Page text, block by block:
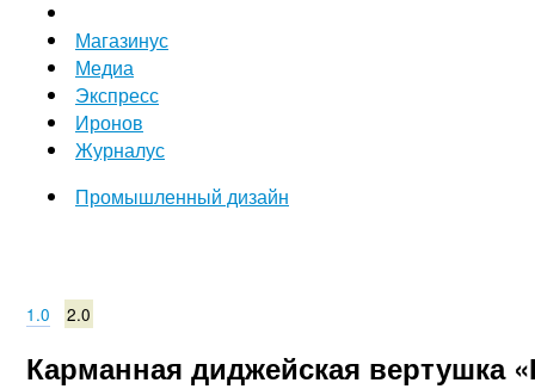
Магазинус
Медиа
Экспресс
Иронов
Журналус
Промышленный дизайн
1.0 2.0
Карманная диджейская вертушка